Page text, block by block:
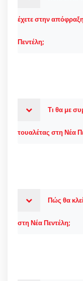
έχετε στην
Πεντέλη;
Τι θα με
τουαλέτας στη Νέα
Πώς θα
στη Νέα Πεντέλη;